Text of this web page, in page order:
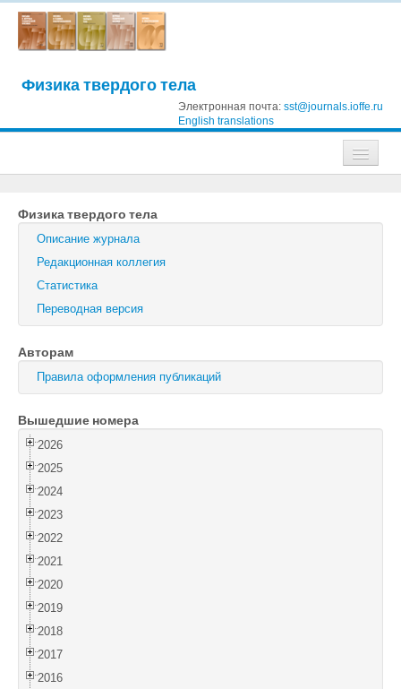
Физика твердого тела
Электронная почта: sst@journals.ioffe.ru
English translations
Журнал технической физики
Письма в Журнал технической физики
Физика твердого тела
Физика и техника полупроводников
Оптика и спектроскопия
Поиск
Войти
Физика твердого тела
Описание журнала
Редакционная коллегия
Статистика
Переводная версия
Авторам
Правила оформления публикаций
Вышедшие номера
2026
2025
2024
2023
2022
2021
2020
2019
2018
2017
2016